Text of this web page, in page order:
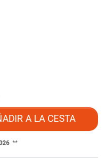
A LA CESTA
**